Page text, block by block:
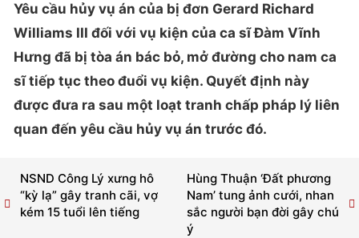
Yêu cầu hủy vụ án của bị đơn Gerard Richard
Williams III đối với vụ kiện của ca sĩ Đàm Vĩnh
Hưng đã bị tòa án bác bỏ, mở đường cho nam ca
sĩ tiếp tục theo đuổi vụ kiện. Quyết định này
được đưa ra sau một loạt tranh chấp pháp lý liên
quan đến yêu cầu hủy vụ án trước đó.
Hùng Thuận ‘Đất phương
Nam’ tung ảnh cưới, nhan
sắc người bạn đời gây chú
ý
NSND Công Lý xưng hô
“kỳ lạ” gây tranh cãi, vợ
kém 15 tuổi lên tiếng